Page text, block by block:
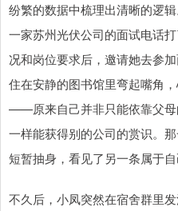
纷繁的数据中梳理出清晰的逻
一家苏州光伏公司的面试电话
况和岗位要求后，邀请她去参
住在安静的图书馆里弯起嘴角
——原来自己并非只能依靠父母
一样能获得别的公司的赏识。
短暂抽身，看见了另一条属于自
不久后，小凤突然在宿舍群里